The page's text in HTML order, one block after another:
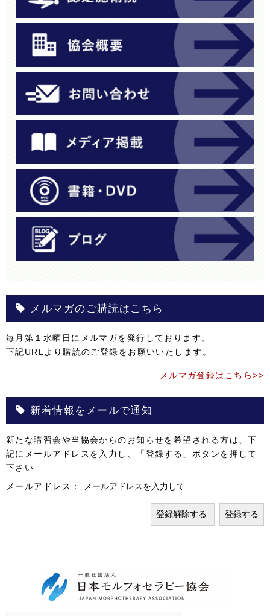
メルマガのご購読はこちら
毎月第１水曜日にメルマガを発行しております。
下記URLより購読のご登録をお願いいたします。
メルマガ登録はこちら>>
新着情報をメールで通知
新たな講習会や当協会からのお知らせを希望される方は、下
記にメールアドレスを入力し、「登録する」ボタンを押して
下さい
メールアドレス：